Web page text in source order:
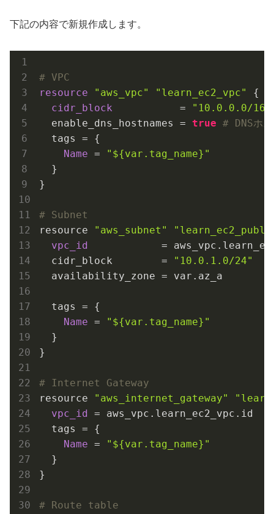
下記の内容で新規作成します。
# VPC
resource
"aws_vpc" "learn_ec2_vpc"
{
cidr_block
           =
"10.0.0.0/16"
  enable_dns_hostnames =
true # DNSホ
  tags = {
Name = " ${var.tag_name} "
  }
}
# Subnet
resource
"aws_subnet"
vpc_id
=
  cidr_block        =
"10.0.1.0/24"
  availability_zone = var.az_a
  tags = {
Name = " ${var.tag_name} "
  }
}
# Internet Gateway
resource
"aws_internet_gateway"
vpc_id
= aws_vpc.learn_ec2_vpc.id
  tags = {
Name = " ${var.tag_name} "
  }
}
# Route table